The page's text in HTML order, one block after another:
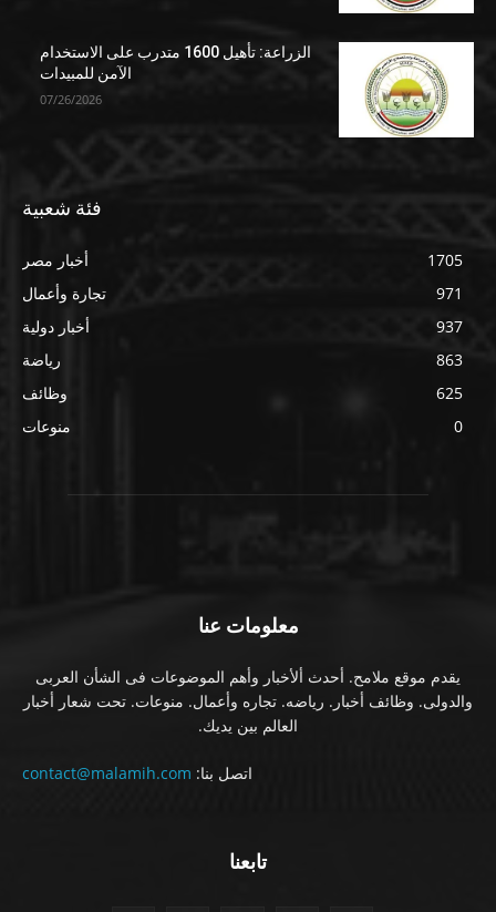
الزراعة: تأهيل 1600 متدرب على الاستخدام
الآمن للمبيدات
07/26/2026
فئة شعبية
أخبار مصر
1705
تجارة وأعمال
971
أخبار دولية
937
رياضة
863
وظائف
625
منوعات
0
معلومات عنا
يقدم موقع ملامح. أحدث ألأخبار وأهم الموضوعات فى الشأن العربى
والدولى. وظائف أخبار. رياضه. تجاره وأعمال. منوعات. تحت شعار أخبار
العالم بين يديك.
اتصل بنا: contact@malamih.com
تابعنا